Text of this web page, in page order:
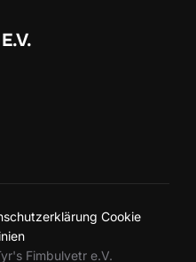
Cookie
Fimbulvetr e.V.